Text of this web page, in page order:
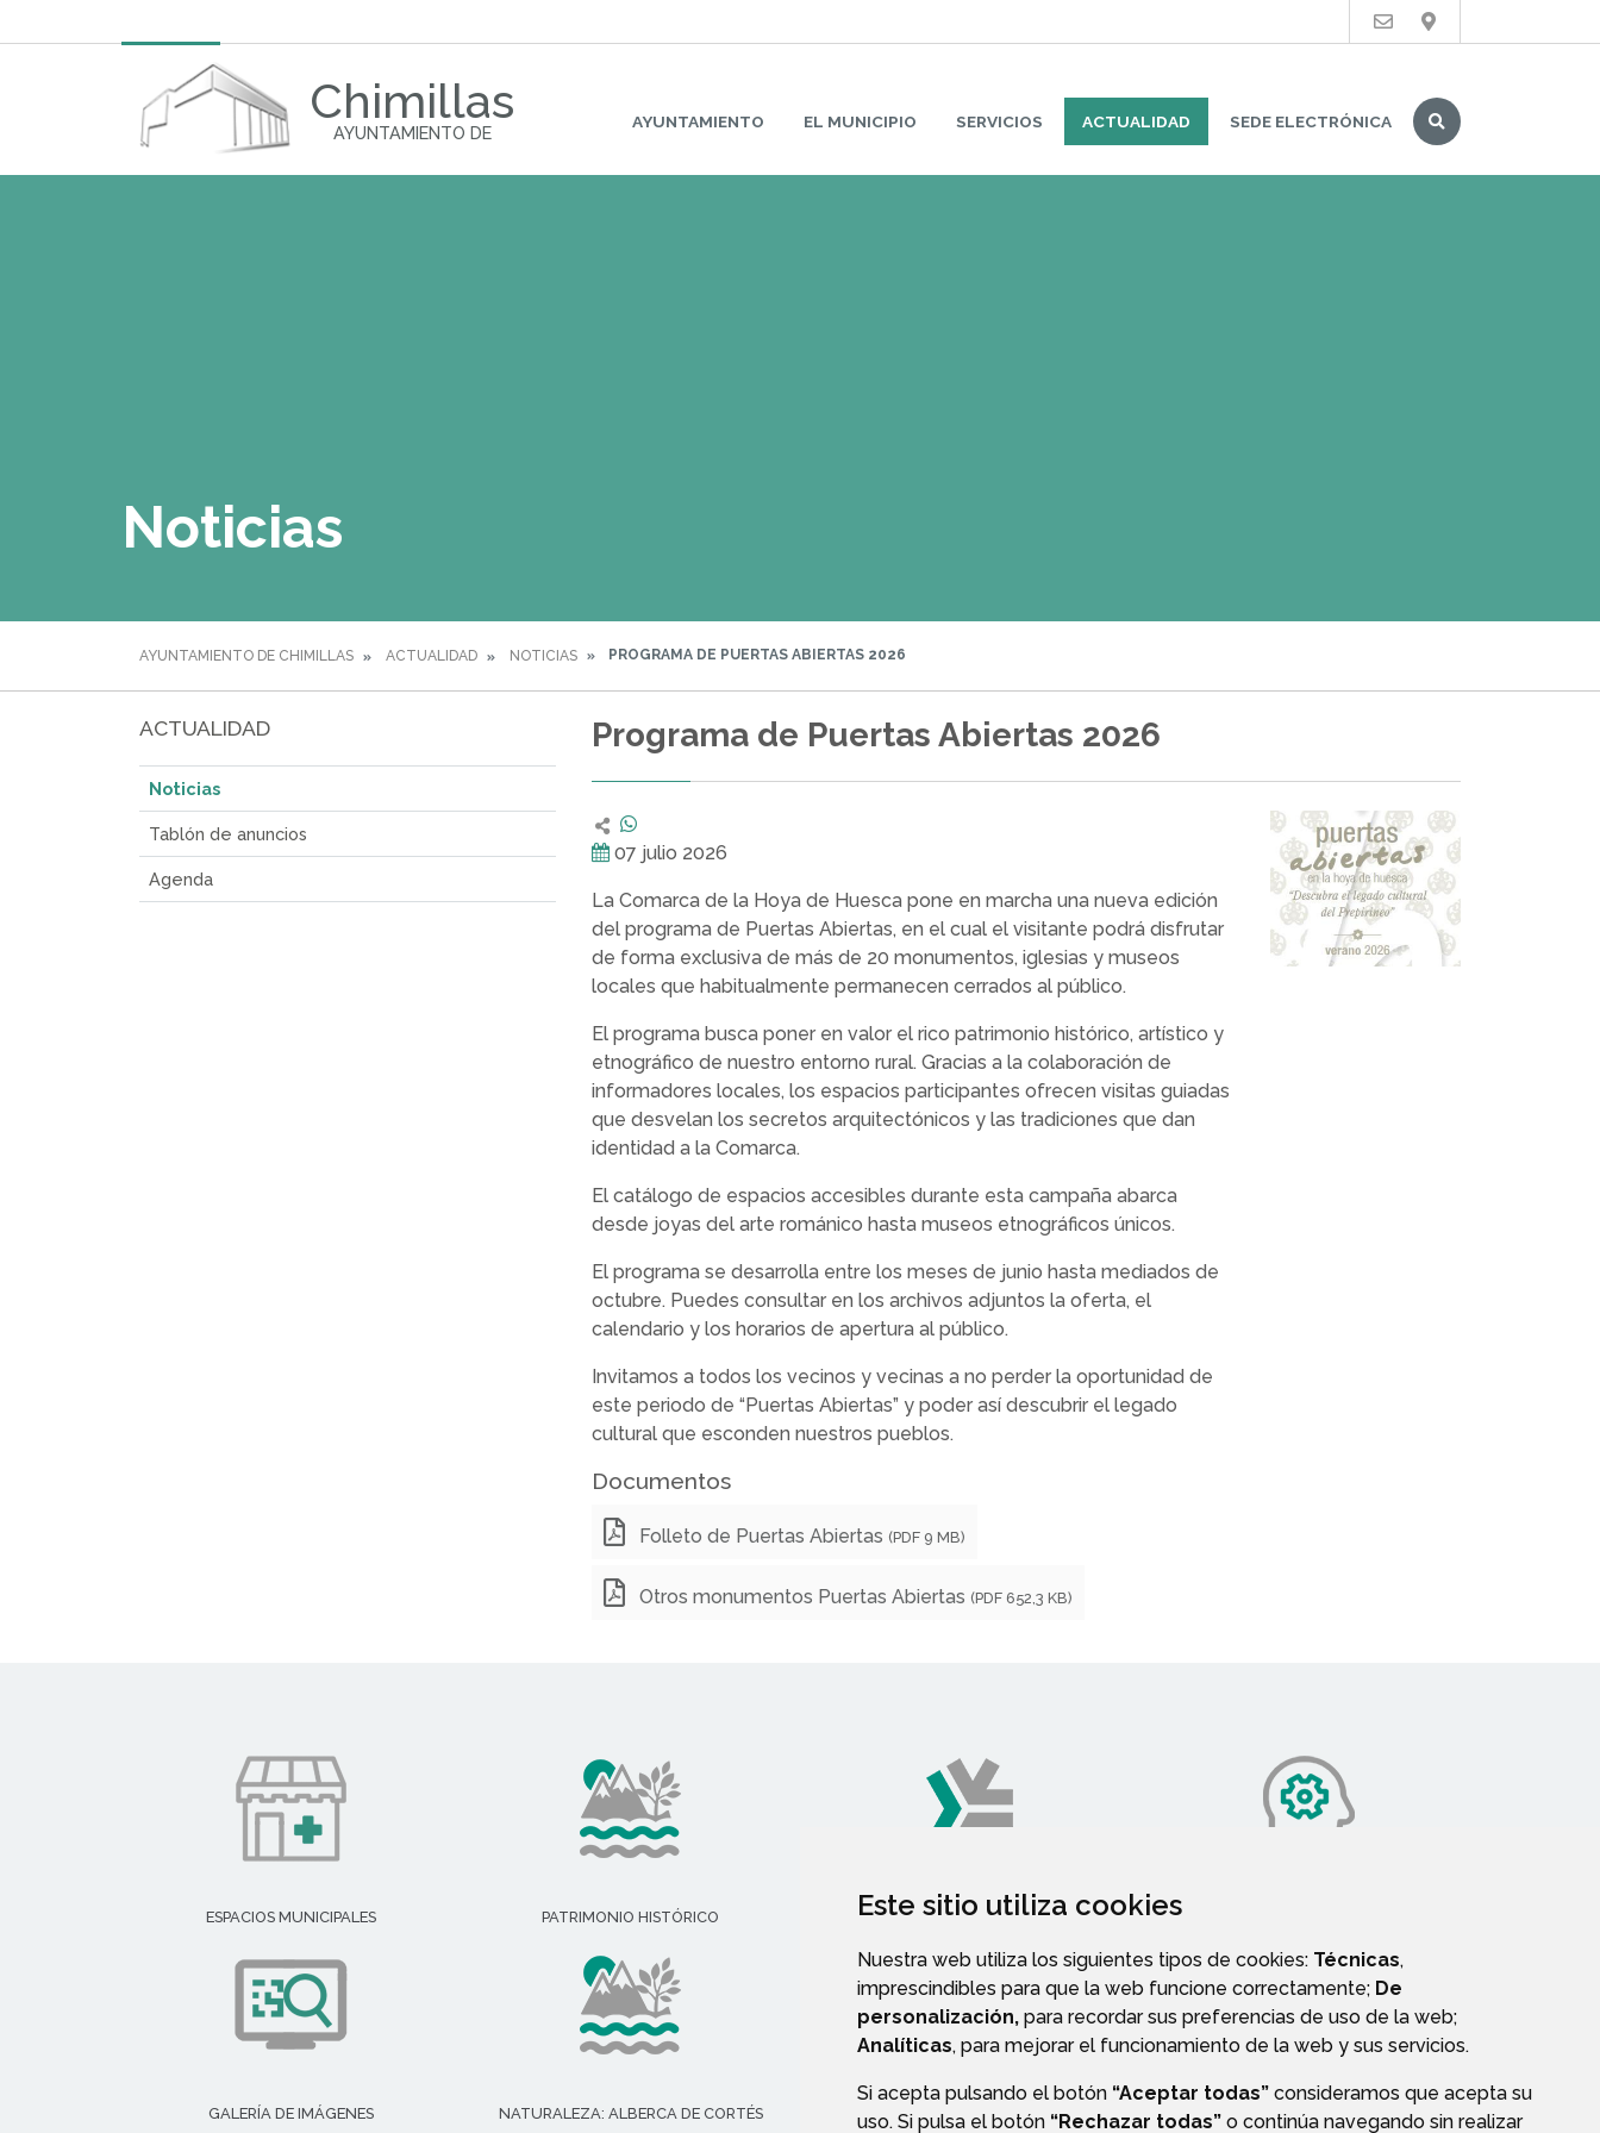
Este sitio utiliza cookies
Nuestra web utiliza los siguientes tipos de cookies: Técnicas,
imprescindibles para que la web funcione correctamente; De
personalización, para recordar sus preferencias de uso de la web;
Analíticas, para mejorar el funcionamiento de la web y sus servicios.
Si acepta pulsando el botón “Aceptar todas” consideramos que acepta su
uso. Si pulsa el botón “Rechazar todas” o continúa navegando sin realizar
Chimillas
AYUNTAMIENTO DE
AYUNTAMIENTO EL MUNICIPIO SERVICIOS ACTUALIDAD SEDE ELECTRÓNICA
Buscar
Noticias
AYUNTAMIENTO DE CHIMILLAS ACTUALIDAD NOTICIAS PROGRAMA DE PUERTAS ABIERTAS 2026
ACTUALIDAD
Noticias
Tablón de anuncios
Agenda
Programa de Puertas Abiertas 2026
07 julio 2026
La Comarca de la Hoya de Huesca pone en marcha una nueva edición
del programa de Puertas Abiertas, en el cual el visitante podrá disfrutar
de forma exclusiva de más de 20 monumentos, iglesias y museos
locales que habitualmente permanecen cerrados al público.
El programa busca poner en valor el rico patrimonio histórico, artístico y
etnográfico de nuestro entorno rural. Gracias a la colaboración de
informadores locales, los espacios participantes ofrecen visitas guiadas
que desvelan los secretos arquitectónicos y las tradiciones que dan
identidad a la Comarca.
El catálogo de espacios accesibles durante esta campaña abarca
desde joyas del arte románico hasta museos etnográficos únicos.
El programa se desarrolla entre los meses de junio hasta mediados de
octubre. Puedes consultar en los archivos adjuntos la oferta, el
calendario y los horarios de apertura al público.
Invitamos a todos los vecinos y vecinas a no perder la oportunidad de
este periodo de “Puertas Abiertas” y poder así descubrir el legado
cultural que esconden nuestros pueblos.
Documentos
Folleto de Puertas Abiertas (PDF 9 MB)
Otros monumentos Puertas Abiertas (PDF 652,3 KB)
ESPACIOS MUNICIPALES PATRIMONIO HISTÓRICO ASOCIACIONES
GALERÍA DE IMÁGENES NATURALEZA: ALBERCA DE CORTÉS VALIDACIÓN DE DOCUMENTOS